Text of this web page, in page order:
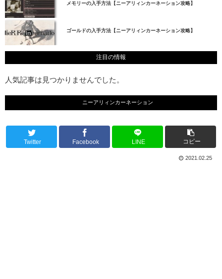
メモリーの入手方法【ニーアリィンカーネーション攻略】
ゴールドの入手方法【ニーアリィンカーネーション攻略】
注目の情報
人気記事は見つかりませんでした。
ニーアリィンカーネーション
Twitter Facebook LINE コピー
2021.02.25